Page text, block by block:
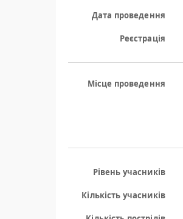
Дата проведення
Реєстрація
Місце проведення
Рівень учасників
Кількість учасників